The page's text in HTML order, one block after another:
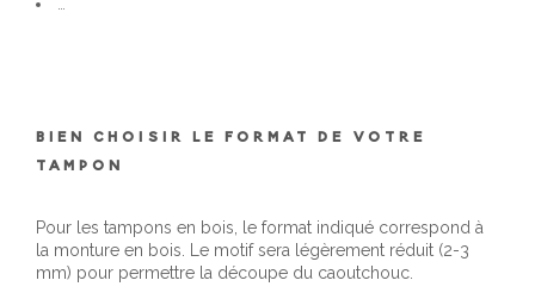
BIEN CHOISIR LE FORMAT DE VOTRE
TAMPON
Pour les tampons en bois, le format indiqué correspond à
la monture en bois. Le motif sera légèrement réduit (2-3
mm) pour permettre la découpe du caoutchouc.